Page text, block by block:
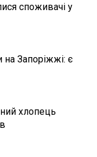
споживачі у
на Запоріжжі: є
хлопець